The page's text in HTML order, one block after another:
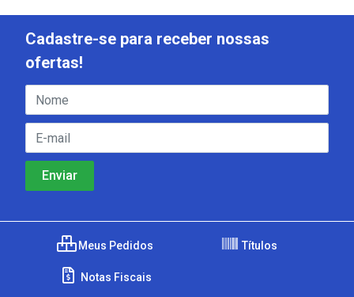
Cadastre-se para receber nossas
ofertas!
Meus Pedidos Títulos
Notas Fiscais